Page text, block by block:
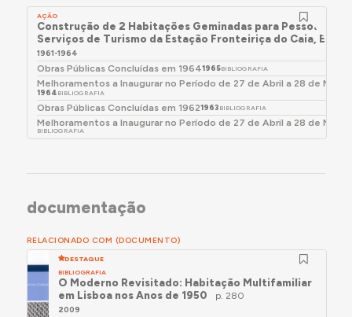
da América e de Roma, Lisboa 1952; e do projecto
de remodelação do Casino do Estoril, 1965, publ. in
“Arquitectura” nº 102 Março-Abril 1968, et in
“Binário” nº 116 Maio 1968.
- Autor do primeiro projecto para o edifício de
habitação multifamiliar na R. de Arroios 156, Lisboa
1956, não construído."
in Ricardo Costa Agarez,O Moderno Revisitado
AÇÃO
Construção de 2 Habitações Geminadas para Pessoal dos
Serviços de Turismo da Estação Fronteiriça do Caia, Elvas
1961-1964
Obras Públicas Concluídas em 19641965BIBLIOGRAFIA
Melhoramentos a Inaugurar no Período de 27 de Abril a 28 de Maio
1964 BIBLIOGRAFIA
Obras Públicas Concluídas em 19621963 BIBLIOGRAFIA
Melhoramentos a Inaugurar no Período de 27 de Abril a 28 de Maio
BIBLIOGRAFIA
documentação
RELACIONADO COM (DOCUMENTO)
DESTAQUE
BIBLIOGRAFIA
O Moderno Revisitado: Habitação Multifamiliar
em Lisboa nos Anos de 1950
p. 280
2009